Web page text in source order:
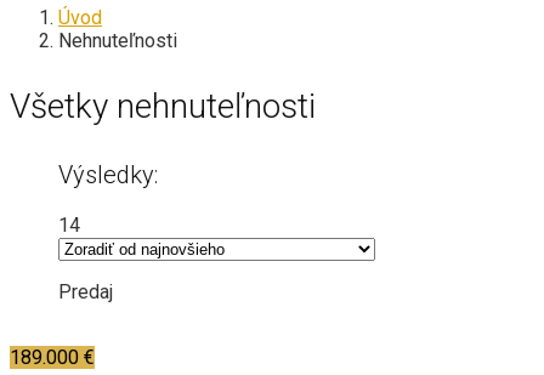
Úvod
Nehnuteľnosti
Všetky nehnuteľnosti
Výsledky:
14
Predaj
189.000 €